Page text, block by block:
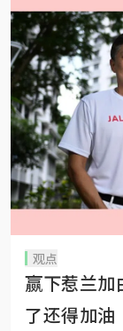
观点
赢下惹兰
了还得加油